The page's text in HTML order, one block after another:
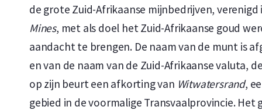
Levering en Verpakking
Verzekerde verzending of afhalen op afspraak in
Veilige en verzekerde opslag mogelijk viaHolland
de grote Zuid-Afrikaanse mijnbedrijven, verenigd
Mines, met als doel het Zuid-Afrikaanse goud
aandacht te brengen. De naam van de munt is
en van de naam van de Zuid-Afrikaanse valuta,
op zijn beurt een afkorting van Witwatersrand,
gebied in de voormalige Transvaalprovincie.